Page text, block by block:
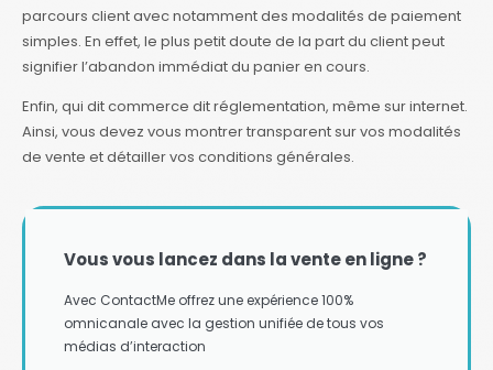
parcours client avec notamment des modalités de paiement
simples. En effet, le plus petit doute de la part du client peut
signifier l’abandon immédiat du panier en cours.
Enfin, qui dit commerce dit réglementation, même sur internet.
Ainsi, vous devez vous montrer transparent sur vos modalités
de vente et détailler vos conditions générales.
Vous vous lancez dans la vente en ligne ?
Avec ContactMe offrez une expérience 100%
omnicanale avec la gestion unifiée de tous vos
médias d’interaction